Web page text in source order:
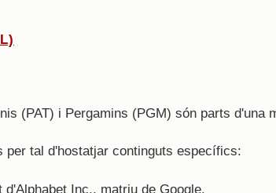
(PAT) i Pergamins (PGM) són parts d'una
tal d'hostatjar continguts específics:
Inc., matriu de Google.